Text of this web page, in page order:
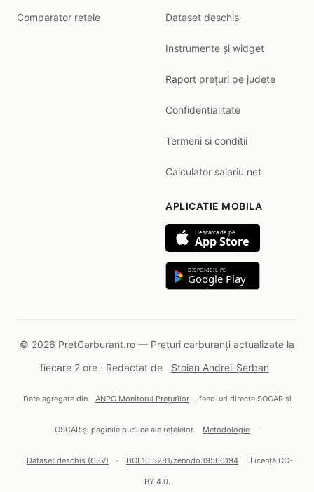
Comparator retele Dataset deschis
Instrumente și widget
Raport prețuri pe județe
Confidentialitate
Termeni si conditii
Calculator salariu net
APLICATIE MOBILA
Descarca de pe
App Store
DISPONIBIL PE
Google Play
© 2026 PretCarburant.ro — Prețuri carburanți actualizate la
fiecare 2 ore · Redactat de
Stoian Andrei-Șerban
Date agregate din ANPC Monitorul Prețurilor , feed-uri directe SOCAR și
OSCAR și paginile publice ale rețelelor. Metodologie ·
Dataset deschis (CSV) · DOI 10.5281/zenodo.19560194 · Licență CC-
BY 4.0.